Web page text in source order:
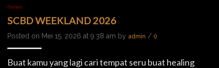
News
SCBD WEEKLAND 2026
Posted on Mei 15, 2026 at 9:38 am by admin / 0
Buat kamu yang lagi cari tempat seru buat healing